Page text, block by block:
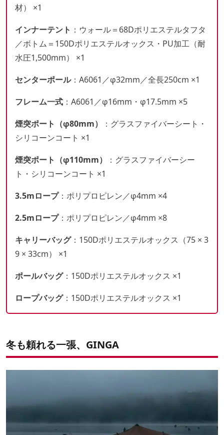
材） ×1
インナーテント ：ウォール＝68Dポリエステルタフタ
／ボトム＝150Dポリエステルオックス・PU加工（耐
水圧1,500mm） ×1
センターポール：A6061／φ32mm／全長250cm ×1
フレーム一式 ：A6061／φ16mm・φ17.5mm ×5
煙突ポート（φ80mm）
：グラスファイバーシート・
シリコーンコート ×1
煙突ポート（φ110mm）
：グラスファイバーシー
ト・シリコーンコート ×1
3.5mロープ：ポリプロピレン／φ4mm ×4
2.5mロープ：ポリプロピレン／φ4mm ×8
キャリーバッグ：150Dポリエステルオックス（75 × 3
9 × 33cm） ×1
ポールバッグ：150Dポリエステルオックス ×1
ロープバッグ：150Dポリエステルオックス ×1
冬も頼れる一張、GINGA